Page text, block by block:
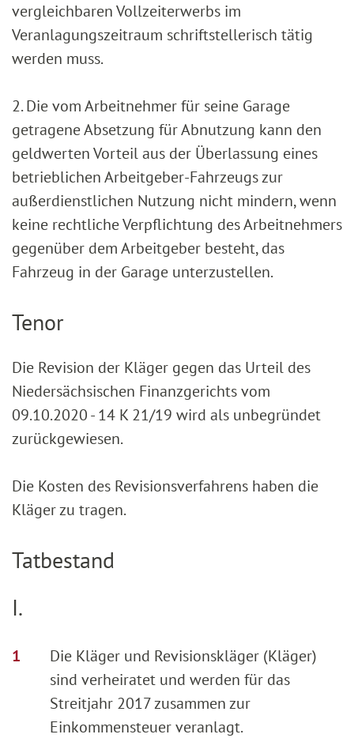
vergleichbaren Vollzeiterwerbs im
Veranlagungszeitraum schriftstellerisch tätig
werden muss.
2. Die vom Arbeitnehmer für seine Garage
getragene Absetzung für Abnutzung kann den
geldwerten Vorteil aus der Überlassung eines
betrieblichen Arbeitgeber-Fahrzeugs zur
außerdienstlichen Nutzung nicht mindern, wenn
keine rechtliche Verpflichtung des Arbeitnehmers
gegenüber dem Arbeitgeber besteht, das
Fahrzeug in der Garage unterzustellen.
Tenor
Die Revision der Kläger gegen das Urteil des
Niedersächsischen Finanzgerichts vom
09.10.2020 - 14 K 21/19 wird als unbegründet
zurückgewiesen.
Die Kosten des Revisionsverfahrens haben die
Kläger zu tragen.
Tatbestand
I.
Die Kläger und Revisionskläger (Kläger)
sind verheiratet und werden für das
Streitjahr 2017 zusammen zur
Einkommensteuer veranlagt.